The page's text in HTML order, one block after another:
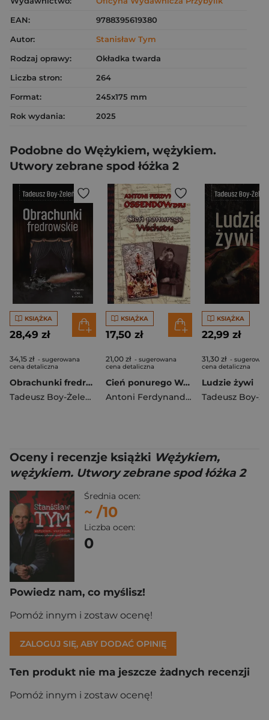
EAN:
9788395619380
Autor:
Stanisław Tym
Rodzaj oprawy:
Okładka twarda
Liczba stron:
264
Format:
245x175 mm
Rok wydania:
2025
Podobne do Wężykiem, wężykiem.
Utwory zebrane spod łóżka 2
KSIĄŻKA
28,49 zł
34,15 zł - sugerowana
cena detaliczna
Obrachunki fredrowskie
Tadeusz Boy-Żeleński
KSIĄŻKA
17,50 zł
21,00 zł - sugerowana
cena detaliczna
Cień ponurego Wschodu
Antoni Ferdynand Ossendowski
KSIĄŻKA
22,99 zł
31,30 zł -
cena detaliczna
Ludzie żywi
Oceny i recenzje książki Wężykiem,
wężykiem. Utwory zebrane spod łóżka 2
Średnia ocen:
~ /10
Liczba ocen:
0
Powiedz nam, co myślisz!
Pomóż innym i zostaw ocenę!
ZALOGUJ SIĘ, ABY DODAĆ OPINIĘ
Ten produkt nie ma jeszcze żadnych recenzji
Pomóż innym i zostaw ocenę!